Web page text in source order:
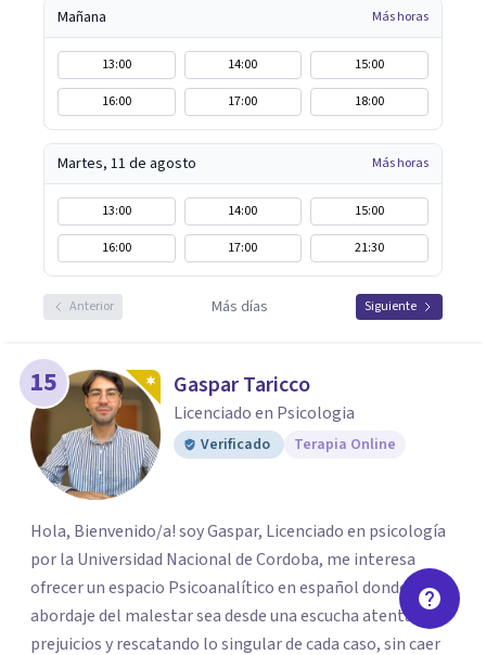
Mañana Más horas
13:00 14:00
15:00
16:00
17:00 18:00
Martes, 11 de agosto Más horas
13:00 14:00
15:00
16:00
17:00 21:30
Anterior Más días Siguiente
15 Gaspar Taricco
Licenciado en Psicologia
Verificado Terapia Online
Hola, Bienvenido/a! soy Gaspar, Licenciado en psicología
por la Universidad Nacional de Cordoba, me interesa
ofrecer un espacio Psicoanalítico en español donde el
abordaje del malestar sea desde una escucha atenta, sin
prejuicios y rescatando lo singular de cada caso, sin caer